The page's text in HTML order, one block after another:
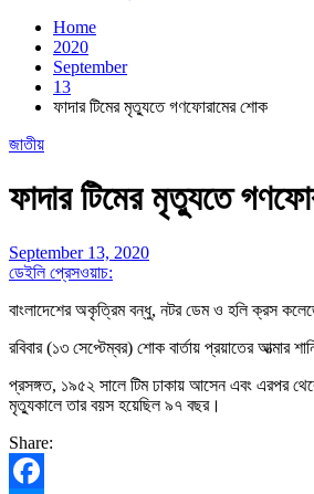
Home
2020
September
13
ফাদার টিমের মৃত্যুতে গণফোরামের শোক
জাতীয়
ফাদার টিমের মৃত্যুতে
September 13, 2020
ডেইলি প্রেসওয়াচ:
বাংলাদেশের অকৃত্রিম বন্ধু, নটর ডেম ও হলি ক্রস
রবিবার (১৩ সেপ্টেম্বর) শোক বার্তায় প্রয়াতের
প্রসঙ্গত, ১৯৫২ সালে টিম ঢাকায় আসেন এবং এরপর
মৃত্যুকালে তার বয়স হয়েছিল ৯৭ বছর।
Share: